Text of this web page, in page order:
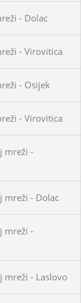
- Dolac
- Virovitica
- Osijek
- Virovitica
mreži -
mreži - Dolac
mreži -
mreži - Laslovo